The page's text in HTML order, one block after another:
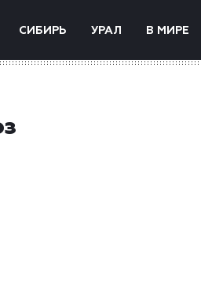
СИБИРЬ УРАЛ В МИРЕ